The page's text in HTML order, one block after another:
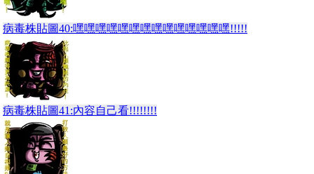
病毒株貼圖40:嘿嘿嘿嘿嘿嘿嘿嘿嘿嘿嘿嘿嘿嘿!!!!!
病毒株貼圖41:內容自己看!!!!!!!!